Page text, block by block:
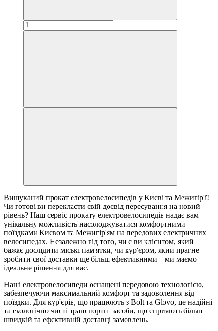
Вишуканий прокат електровелосипедів у Києві та Межигір'ї!
Чи готові ви перекласти свій досвід пересування на новий
рівень? Наш сервіс прокату електровелосипедів надає вам
унікальну можливість насолоджуватися комфортними
поїздками Києвом та Межигір'ям на передових електричних
велосипедах. Незалежно від того, чи є ви клієнтом, який
бажає дослідити міські пам'ятки, чи кур'єром, який прагне
зробити свої доставки ще більш ефективними – ми маємо
ідеальне рішення для вас.
Наші електровелосипеди оснащені передовою технологією,
забезпечуючи максимальний комфорт та задоволення від
поїздки. Для кур'єрів, що працюють з Bolt та Glovo, це надійні
та екологічно чисті транспортні засоби, що сприяють більш
швидкій та ефективній доставці замовлень.